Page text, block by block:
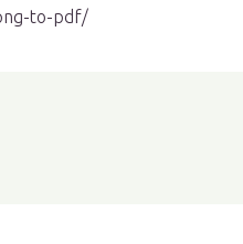
to-pdf/